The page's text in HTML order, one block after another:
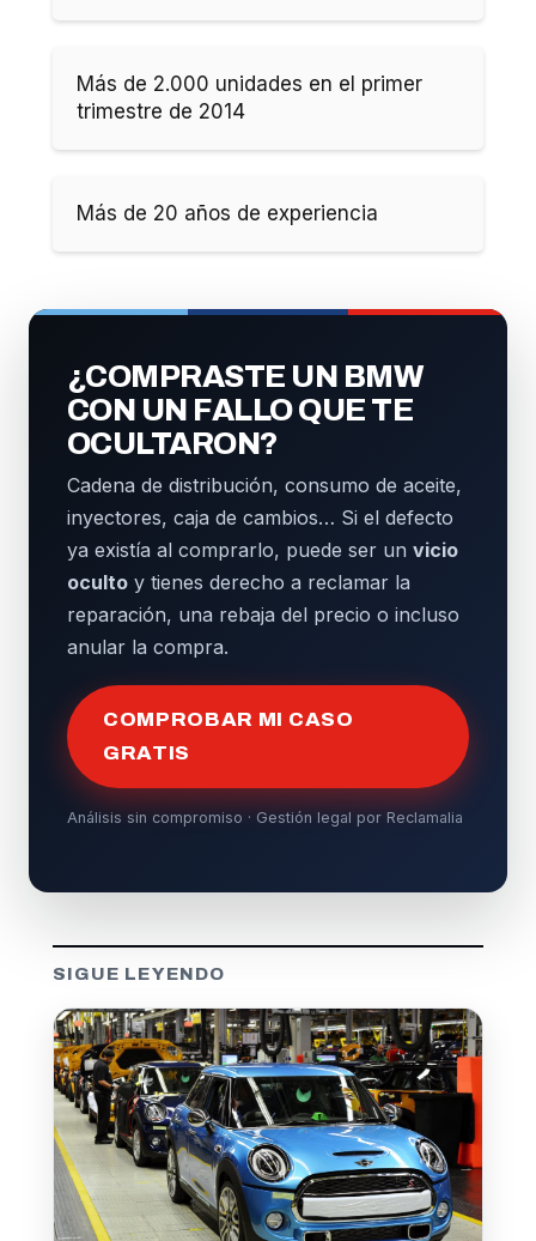
Más de 2.000 unidades en el primer
trimestre de 2014
Más de 20 años de experiencia
¿COMPRASTE UN BMW
CON UN FALLO QUE TE
OCULTARON?
Cadena de distribución, consumo de aceite,
inyectores, caja de cambios… Si el defecto
ya existía al comprarlo, puede ser un vicio
oculto y tienes derecho a reclamar la
reparación, una rebaja del precio o incluso
anular la compra.
COMPROBAR MI CASO
GRATIS
Análisis sin compromiso · Gestión legal por Reclamalia
SIGUE LEYENDO